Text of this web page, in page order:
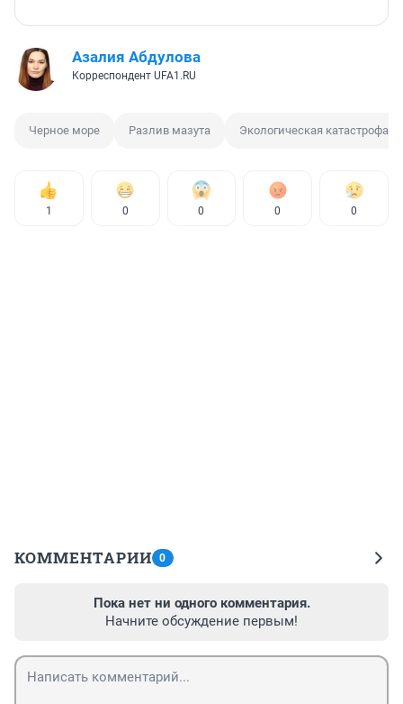
Азалия Абдулова
Корреспондент UFA1.RU
Черное море Разлив мазута Экологическая катастрофа
1 0 0 0 0
КОММЕНТАРИИ 0
Пока нет ни одного комментария.
Начните обсуждение первым!